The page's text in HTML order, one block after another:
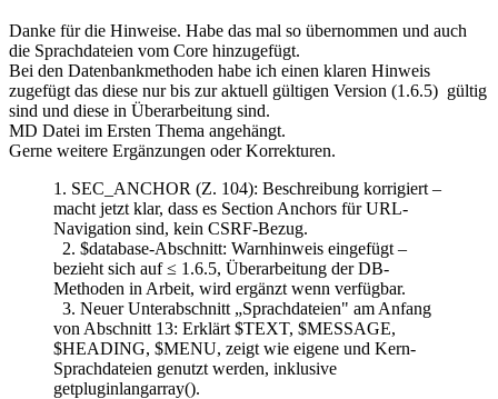
Danke für die Hinweise. Habe das mal so übernommen und auch
die Sprachdateien vom Core hinzugefügt.
Bei den Datenbankmethoden habe ich einen klaren Hinweis
zugefügt das diese nur bis zur aktuell gültigen Version (1.6.5) gültig
sind und diese in Überarbeitung sind.
MD Datei im Ersten Thema angehängt.
Gerne weitere Ergänzungen oder Korrekturen.
1. SEC_ANCHOR (Z. 104): Beschreibung korrigiert –
macht jetzt klar, dass es Section Anchors für URL-
Navigation sind, kein CSRF-Bezug.
2. $database-Abschnitt: Warnhinweis eingefügt –
bezieht sich auf ≤ 1.6.5, Überarbeitung der DB-
Methoden in Arbeit, wird ergänzt wenn verfügbar.
3. Neuer Unterabschnitt „Sprachdateien" am Anfang
von Abschnitt 13: Erklärt $TEXT, $MESSAGE,
$HEADING, $MENU, zeigt wie eigene und Kern-
Sprachdateien genutzt werden, inklusive
getpluginlangarray().